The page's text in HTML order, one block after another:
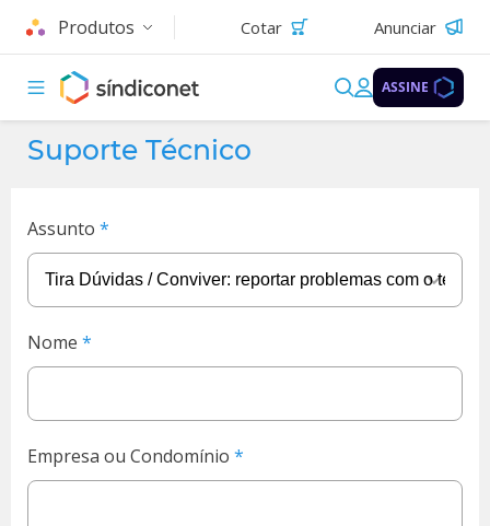
Produtos Cotar Anunciar
ASSINE
Suporte Técnico
Assunto
Nome
Empresa ou Condomínio